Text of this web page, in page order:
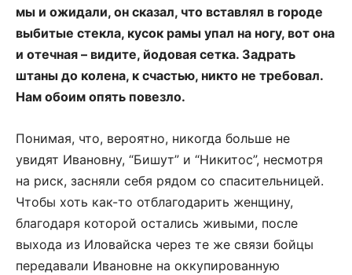
мы и ожидали, он сказал, что вставлял в городе
выбитые стекла, кусок рамы упал на ногу, вот она
и отечная – видите, йодовая сетка. Задрать
штаны до колена, к счастью, никто не требовал.
Нам обоим опять повезло.
Понимая, что, вероятно, никогда больше не
увидят Ивановну, “Бишут” и “Никитос”, несмотря
на риск, засняли себя рядом со спасительницей.
Чтобы хоть как-то отблагодарить женщину,
благодаря которой остались живыми, после
выхода из Иловайска через те же связи бойцы
передавали Ивановне на оккупированную